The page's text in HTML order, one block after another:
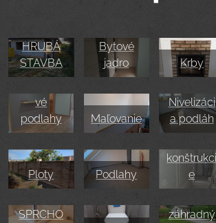
HRUBÁ
STAVBA
Bytové
jadro
Krby
vé
podlahy
Maľovanie
Nivelizáci
a podláh
Ploty Podlahy
Sadrokart
e
SPRCHO
záhradný